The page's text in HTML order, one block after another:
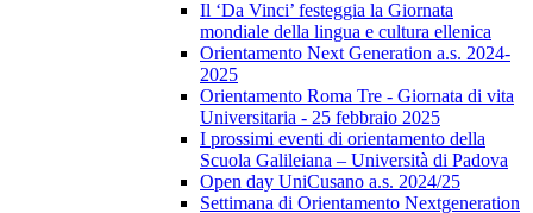
Il ‘Da Vinci’ festeggia la Giornata
mondiale della lingua e cultura ellenica
Orientamento Next Generation a.s. 2024-
2025
Orientamento Roma Tre - Giornata di vita
Universitaria - 25 febbraio 2025
I prossimi eventi di orientamento della
Scuola Galileiana – Università di Padova
Open day UniCusano a.s. 2024/25
Settimana di Orientamento Nextgeneration